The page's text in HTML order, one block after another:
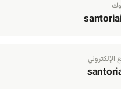
الإلكتروني